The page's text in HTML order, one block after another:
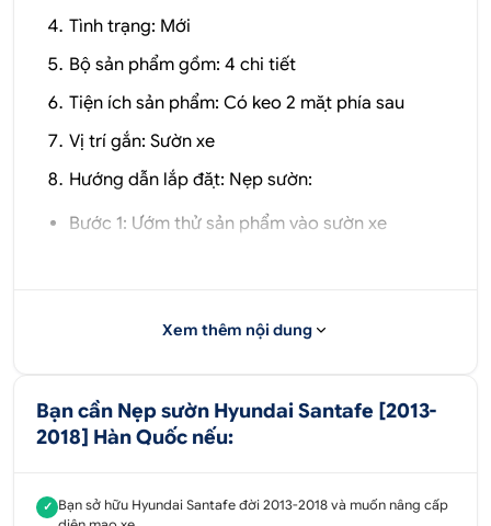
Tình trạng: Mới
Bộ sản phẩm gồm: 4 chi tiết
Tiện ích sản phẩm: Có keo 2 mặt phía sau
Vị trí gắn: Sườn xe
Hướng dẫn lắp đặt: Nẹp sườn:
Bước 1: Ướm thử sản phẩm vào sườn xe
xác định, ấn nhẹ để keo bám dính tốt hơn
đắt giá và phù hợp với chiếc xe của bạn. Nó giúp
tăng thêm sự sang trọng của xe khi được thiết kế
và gia công vô cùng tỉ mỉ.
Sản phẩm mang lại sự sang trọng đẳng cấp, tạo
nên cá tính riêng cho chiếc xe của bạn. Với ánh kim
Xem thêm nội dung
Bạn cần Nẹp sườn Hyundai Santafe [2013-
2018] Hàn Quốc nếu:
✓ Bạn sở hữu Hyundai Santafe đời 2013-2018 và muốn nâng cấp